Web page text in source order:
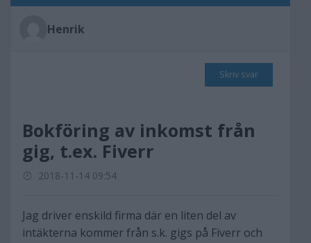
Henrik
Skriv svar
Bokföring av inkomst från
gig, t.ex. Fiverr
2018-11-14 09:54
Jag driver enskild firma där en liten del av
intäkterna kommer från s.k. gigs på Fiverr och